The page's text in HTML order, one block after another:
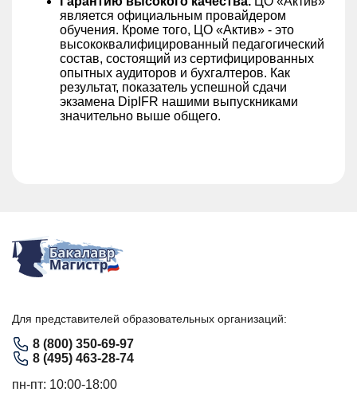
является официальным провайдером
обучения. Кроме того, ЦО «Актив» - это
высококвалифицированный педагогический
состав, состоящий из сертифицированных
опытных аудиторов и бухгалтеров. Как
результат, показатель успешной сдачи
экзамена DipIFR нашими выпускниками
значительно выше общего.
Для представителей образовательных организаций:
8 (800) 350-69-97
8 (495) 463-28-74
пн-пт: 10:00-18:00